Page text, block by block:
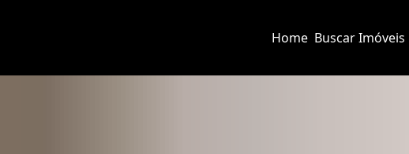
Home Buscar Imóveis